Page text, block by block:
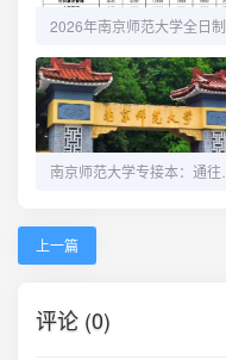
上一篇
评论 (0)